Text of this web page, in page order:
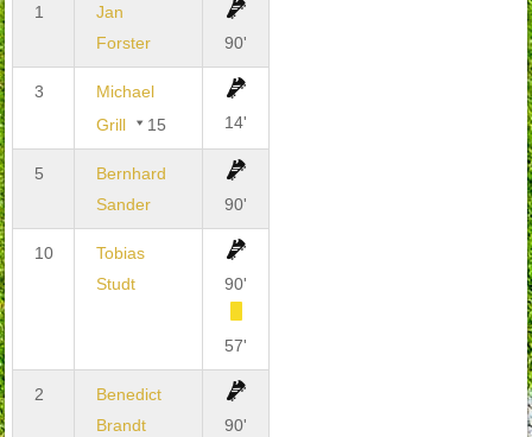
1
Jan
Forster
90'
3
Michael
Grill
15 14'
5
Bernhard
Sander
90'
10
Tobias
Studt
90'
57'
2
Benedict
Brandt
90'